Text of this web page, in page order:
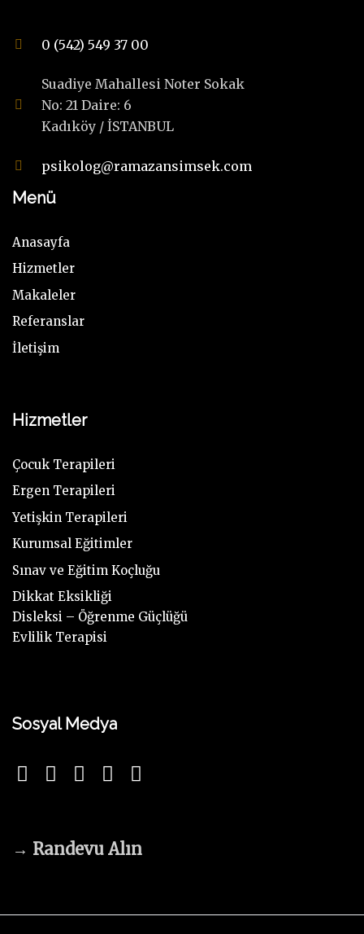
0 (542) 549 37 00
Suadiye Mahallesi Noter Sokak
No: 21 Daire: 6
Kadıköy / İSTANBUL
psikolog@ramazansimsek.com
Menü
Anasayfa
Hizmetler
Makaleler
Referanslar
İletişim
Hizmetler
Çocuk Terapileri
Ergen Terapileri
Yetişkin Terapileri
Kurumsal Eğitimler
Sınav ve Eğitim Koçluğu
Dikkat Eksikliği
Disleksi – Öğrenme Güçlüğü
Evlilik Terapisi
Sosyal Medya
→ Randevu Alın